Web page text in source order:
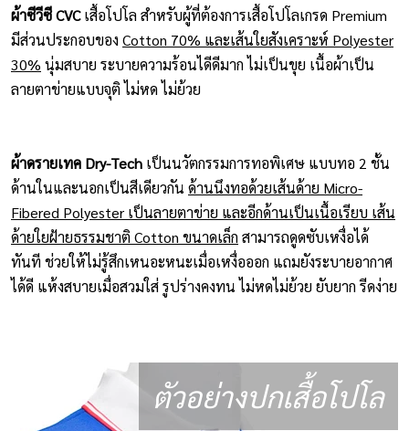
ผ้าซีวีซี CVCเสื้อโปโล สำหรับผู้ที่ต้องการเสื้อโปโลเกรด Premium
มีส่วนประกอบของ Cotton 70% และเส้นใยสังเคราะห์ Polyester
30% นุ่มสบาย ระบายความร้อนไดีดีมาก ไม่เป็นขุย เนื้อผ้าเป็น
ลายตาข่ายแบบจุติ ไม่หด ไม่ย้วย
ผ้าดรายเทค Dry-Tech เป็นนวัตกรรมการทอพิเศษ แบบทอ 2 ชั้น
ด้านในและนอกเป็นสีเดียวกัน ด้านนึงทอด้วยเส้นด้าย Micro-
Fibered Polyester เป็นลายตาข่าย และอีกด้านเป็นเนื้อเรียบ เส้น
ด้ายใยฝ้ายธรรมชาติ Cotton ขนาดเล็ก สามารถดูดซับเหงื่อได้
ทันที ช่วยให้ไม่รู้สึกเหนอะหนะเมื่อเหงื่อออก แถมยังระบายอากาศ
ได้ดี แห้งสบายเมื่อสวมใส่ รูปร่างคงทน ไม่หดไม่ย้วย ยับยาก รีดง่าย
ตัวอย่างปกเสื้อโปโล